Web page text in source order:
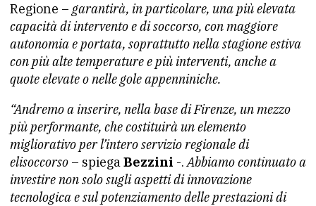
Regione – garantirà, in particolare, una più elevata
capacità di intervento e di soccorso, con maggiore
autonomia e portata, soprattutto nella stagione estiva
con più alte temperature e più interventi, anche a
quote elevate o nelle gole appenniniche.
“Andremo a inserire, nella base di Firenze, un mezzo
più performante, che costituirà un elemento
migliorativo per l’intero servizio regionale di
elisoccorso – spiegaBezzini -.Abbiamo continuato a
investire non solo sugli aspetti di innovazione
tecnologica e sul potenziamento delle prestazioni di